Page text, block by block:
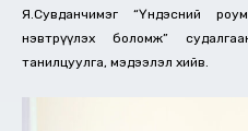
Я.Сувданчимэг “Үндэсний
нэвтрүүлэх боломж”
танилцуулга, мэдээлэл хийв.